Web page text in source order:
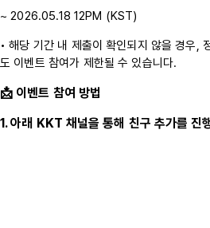
~ 2026.05.18 12PM (KST)
• 해당 기간 내 제출이 확인되지 않을 경우,
도 이벤트 참여가 제한될 수 있습니다.
📩 이벤트 참여 방법
1. 아래 KKT 채널을 통해 친구 추가를 진